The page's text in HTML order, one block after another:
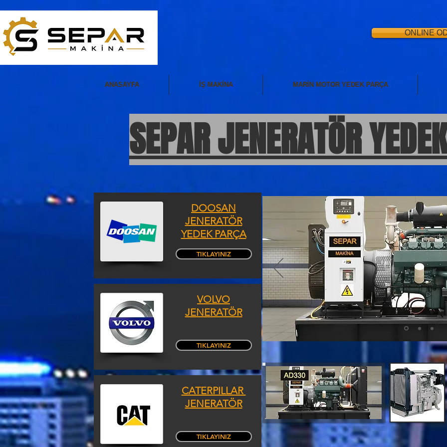
ONLINE
ANASAYFA İŞ MAKİNA MARİN MOTOR YEDEK PARÇA
SEPAR JENERATÖR
DOOSAN
JENERATÖR
YEDEK PARÇA
TIKLAYINIZ
VOLVO
JENERATÖR
TIKLAYINIZ
CATERPILLAR
JENERATÖR
TIKLAYINIZ